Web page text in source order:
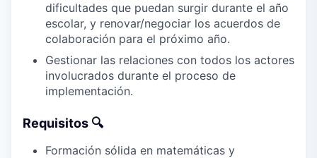
dificultades que puedan surgir durante el año
escolar, y renovar/negociar los acuerdos de
colaboración para el próximo año.
Gestionar las relaciones con todos los actores
involucrados durante el proceso de
implementación.
Requisitos 🔍
Formación sólida en matemáticas y